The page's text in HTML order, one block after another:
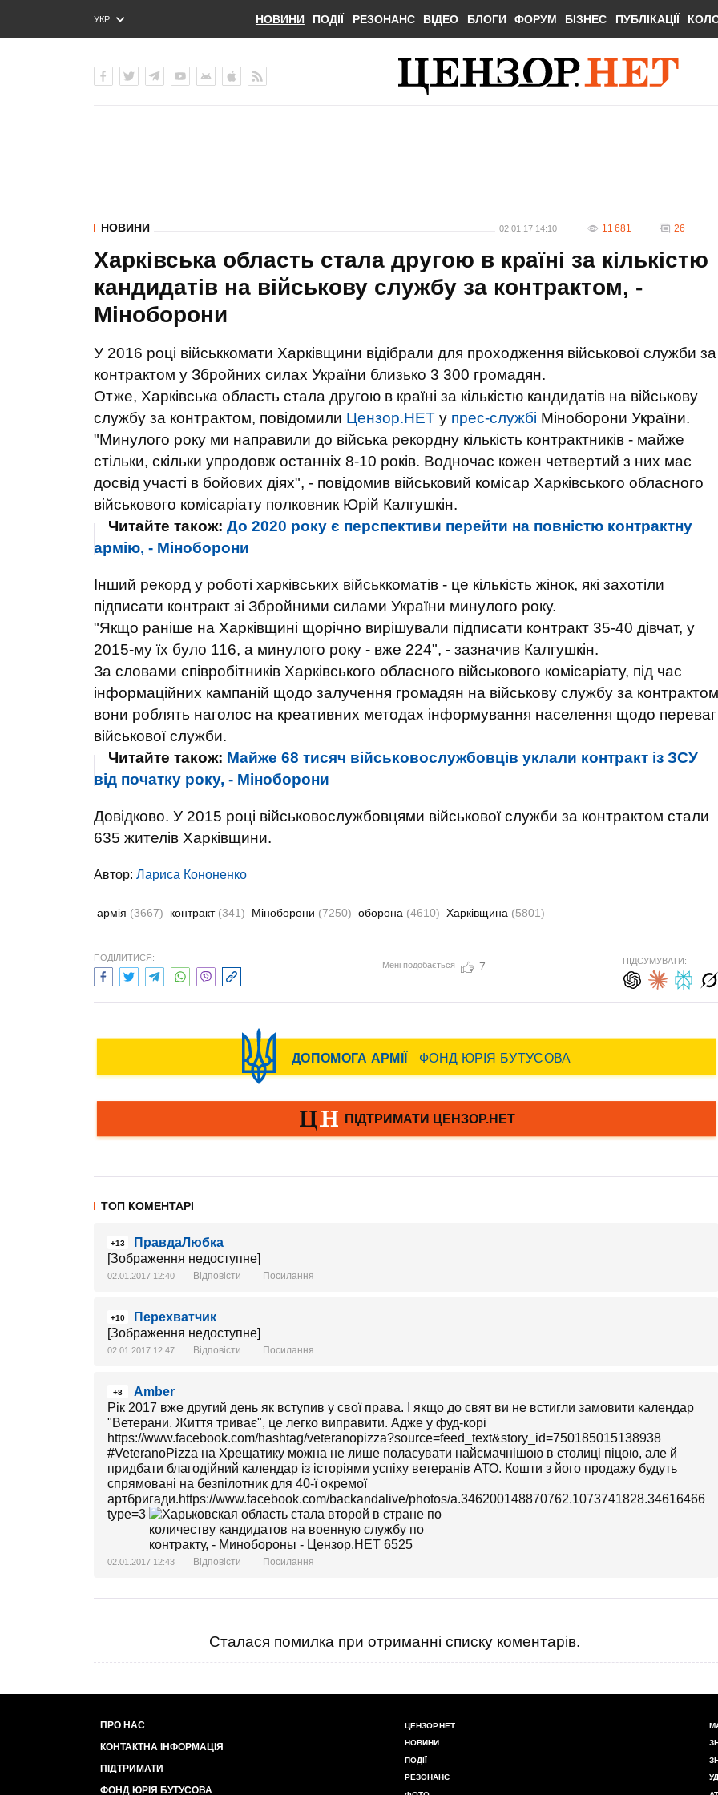
УКР
ENG
НОВИНИ ПОДІЇ РЕЗОНАНС ВІДЕО БЛОГИ ФОРУМ БІЗНЕС ПУБЛІКАЦІЇ
НОВИНИ 02.01.17 14:10 11 681 26
Харківська область стала другою в країні за кількістю
кандидатів на військову службу за контрактом, -
Міноборони
У 2016 році військкомати Харківщини відібрали для проходження військової служби за
контрактом у Збройних силах України близько 3 300 громадян.
Отже, Харківська область стала другою в країні за кількістю кандидатів на військову
службу за контрактом, повідомили Цензор.НЕТ у прес-службі Міноборони України.
"Минулого року ми направили до війська рекордну кількість контрактників - майже
стільки, скільки упродовж останніх 8-10 років. Водночас кожен четвертий з них має
досвід участі в бойових діях", - повідомив військовий комісар Харківського обласного
військового комісаріату полковник Юрій Калгушкін.
Читайте також: До 2020 року є перспективи перейти на повністю контрактну
армію, - Міноборони
Інший рекорд у роботі харківських військкоматів - це кількість жінок, які захотіли
підписати контракт зі Збройними силами України минулого року.
"Якщо раніше на Харківщині щорічно вирішували підписати контракт 35-40 дівчат, у
2015-му їх було 116, а минулого року - вже 224", - зазначив Калгушкін.
За словами співробітників Харківського обласного військового комісаріату, під час
інформаційних кампаній щодо залучення громадян на військову службу за контрактом
вони роблять наголос на креативних методах інформування населення щодо переваг
військової служби.
Читайте також: Майже 68 тисяч військовослужбовців уклали контракт із ЗСУ
від початку року, - Міноборони
Довідково. У 2015 році військовослужбовцями військової служби за контрактом стали
635 жителів Харківщини.
Автор: Лариса Кононенко
армія (3667) контракт (341) Міноборони (7250) оборона (4610) Харківщина (5801)
ПОДІЛИТИСЯ:
Мені подобається 7 ПІДСУМУВАТИ:
ТОП КОМЕНТАРІ
+13
ПравдаЛюбка
[Зображення недоступне]
02.01.2017 12:40 Відповісти Посилання
+10
Перехватчик
[Зображення недоступне]
02.01.2017 12:47 Відповісти Посилання
+8
Amber
Рік 2017 вже другий день як вступив у свої права. І якщо до свят ви не встигли замовити календар
"Ветерани. Життя триває", це легко виправити. Адже у фуд-корі
https://www.facebook.com/hashtag/veteranopizza?source=feed_text&story_id=750185015138938
#VeteranoPizza на Хрещатику можна не лише поласувати найсмачнішою в столиці піцою, але й
придбати благодійний календар із історіями успіху ветеранів АТО. Кошти з його продажу будуть
спрямовані на безпілотник для 40-ї окремої
артбригади.https://www.facebook.com/backandalive/photos/
type=3
02.01.2017 12:43 Відповісти Посилання
Сталася помилка при отриманні списку коментарів.
ПРО НАС
КОНТАКТНА ІНФОРМАЦІЯ
ПІДТРИМАТИ
ФОНД ЮРІЯ БУТУСОВА
ЦЕНЗОР.НЕТ
НОВИНИ
ПОДІЇ
РЕЗОНАНС